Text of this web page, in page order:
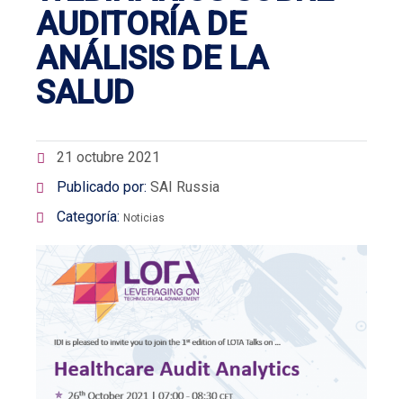
AUDITORÍA DE
ANÁLISIS DE LA
SALUD
21 octubre 2021
Publicado por: SAI Russia
Categoría: Noticias